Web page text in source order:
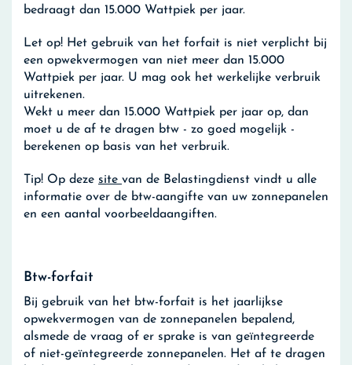
bedraagt dan 15.000 Wattpiek per jaar.
Let op! Het gebruik van het forfait is niet verplicht bij
een opwekvermogen van niet meer dan 15.000
Wattpiek per jaar. U mag ook het werkelijke verbruik
uitrekenen.
Wekt u meer dan 15.000 Wattpiek per jaar op, dan
moet u de af te dragen btw - zo goed mogelijk -
berekenen op basis van het verbruik.
Tip! Op deze site van de Belastingdienst vindt u alle
informatie over de btw-aangifte van uw zonnepanelen
en een aantal voorbeeldaangiften.
Btw-forfait
Bij gebruik van het btw-forfait is het jaarlijkse
opwekvermogen van de zonnepanelen bepalend,
alsmede de vraag of er sprake is van geïntegreerde
of niet-geïntegreerde zonnepanelen. Het af te dragen